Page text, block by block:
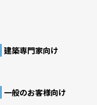
建築専門家向け
一般のお客様向け